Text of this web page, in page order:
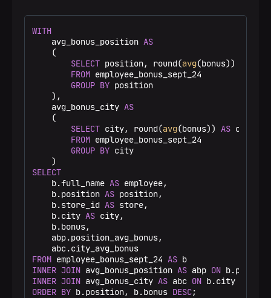
WITH
    avg_bonus_position
AS
    (
SELECT position, round(avg(bonus))
FROM employee_bonus_sept_24
GROUP BY position
    ),
    avg_bonus_city
AS
    (
SELECT city, round(avg(bonus)) AS
FROM employee_bonus_sept_24
GROUP BY city
SELECT
    b.full_name
AS employee,
    b.position
AS position,
    b.store_id
AS store,
    b.city
AS city,
    b.bonus,
    abp.position_avg_bonus,
FROM employee_bonus_sept_24 AS
INNER JOIN avg_bonus_position AS abp ON
INNER JOIN avg_bonus_city AS abc ON b.city
ORDER BY b.position, b.bonus DESC;